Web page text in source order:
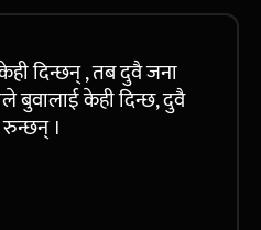
दिन्छन् , तब दुवै जना
बुवालाई केही दिन्छ, दुवै
।